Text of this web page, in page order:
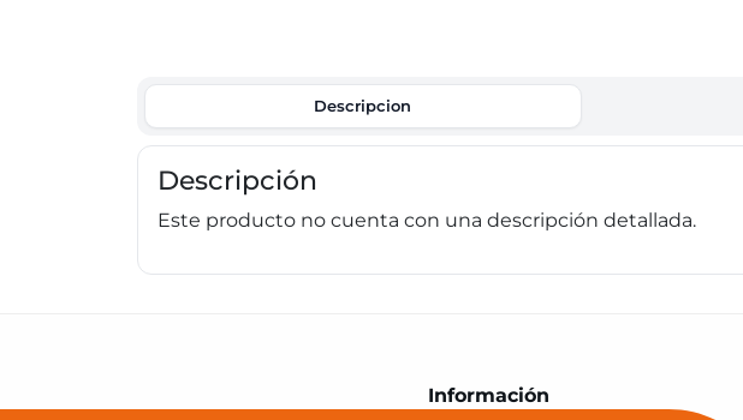
Descripcion
Descripción
Este producto no cuenta con una descripción detallada.
Central Shop es tu e-commerce en Paraguay:
Información